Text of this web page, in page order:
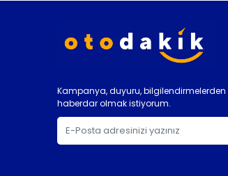
Kampanya, duyuru,
haberdar olmak istiyorum.